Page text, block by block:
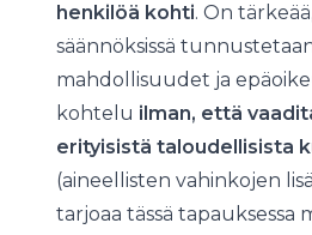
henkilöä kohti. On
säännöksissä
mahdollisuudet ja
kohtelu ilman, että
erityisistä taloudellisista
(aineellisten vahinkojen
tarjoaa tässä tapauksessa